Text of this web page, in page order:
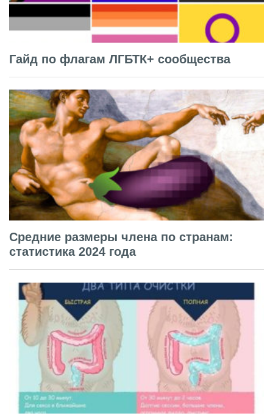
Гайд по флагам ЛГБТК+ сообщества
Средние размеры члена по странам:
статистика 2024 года